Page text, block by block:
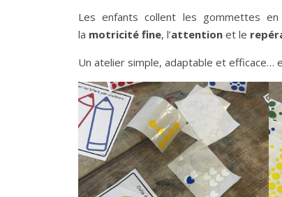
Les enfants collent les gommettes
la motricité fine, l’attention et le
Un atelier simple, adaptable et efficace…